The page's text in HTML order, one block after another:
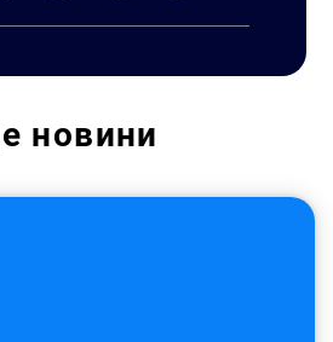
новини